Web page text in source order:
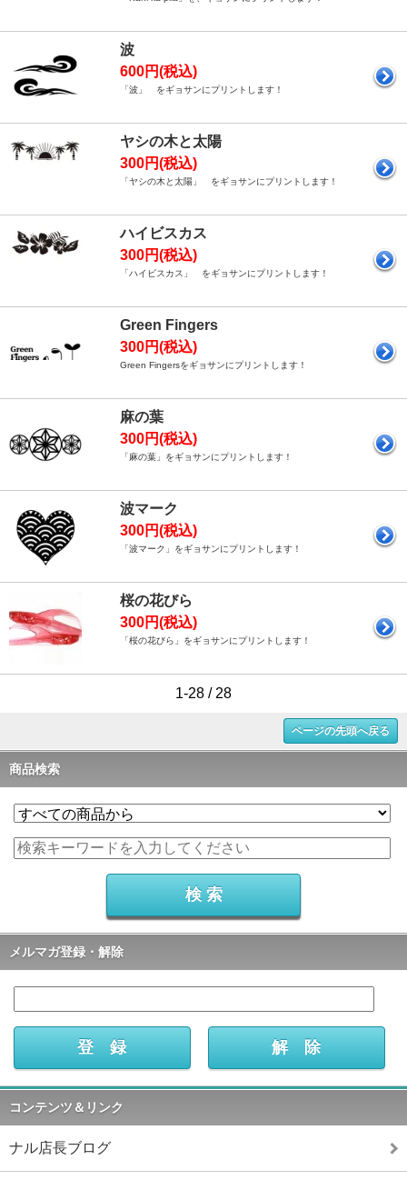
波
600円(税込)
「波」 をギョサンにプリントします！
ヤシの木と太陽
300円(税込)
「ヤシの木と太陽」 をギョサンにプリントします！
ハイビスカス
300円(税込)
「ハイビスカス」 をギョサンにプリントします！
Green Fingers
300円(税込)
Green Fingersをギョサンにプリントします！
麻の葉
300円(税込)
「麻の葉」をギョサンにプリントします！
波マーク
300円(税込)
「波マーク」をギョサンにプリントします！
桜の花びら
300円(税込)
「桜の花びら」をギョサンにプリントします！
1-28 / 28
ページの先頭へ戻る
商品検索
メルマガ登録・解除
コンテンツ＆リンク
ナル店長ブログ